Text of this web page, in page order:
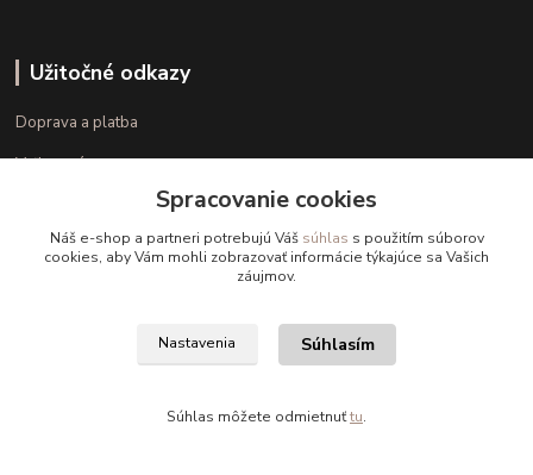
Užitočné odkazy
Doprava a platba
Veľkostné parametre
+421 948 126 423
(Po.-Pi. 10.00 - 15.00)
info@kvalitnaBielizen.sk
Spracovanie cookies
Náš e-shop a partneri potrebujú Váš súhlas s použitím súborov
cookies, aby Vám mohli zobrazovať informácie týkajúce sa Vašich
záujmov.
Nastavenia Súhlasím
Súhlas môžete odmietnuťtu.